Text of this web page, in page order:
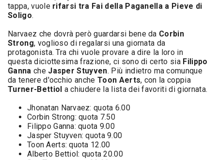
tappa, vuole rifarsi tra Fai della Paganella a Pieve di
Soligo.
Narvaez che dovrà però guardarsi bene da Corbin
Strong, voglioso di regalarsi una giornata da
protagonista. Tra chi vuole provare a dire la loro in
questa diciottesima frazione, ci sono di certo sia Filippo
Ganna che Jasper Stuyven. Più indietro ma comunque
da tenere d'occhio ancheToon Aerts, con la coppia
Turner-Bettiol a chiudere la lista dei favoriti di giornata.
Jhonatan Narvaez: quota 6.00
Corbin Strong: quota 7.50
Filippo Ganna: quota 9.00
Jasper Stuyven: quota 9.00
Toon Aerts: quota 12.00
Alberto Bettiol: quota 20.00